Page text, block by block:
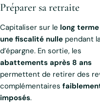
Préparer sa retraite
Capitaliser sur le long
une fiscalité nullependant
d’épargne. En sortie, les
abattements après 8 ans
permettent de retirer des
complémentaires
imposés.